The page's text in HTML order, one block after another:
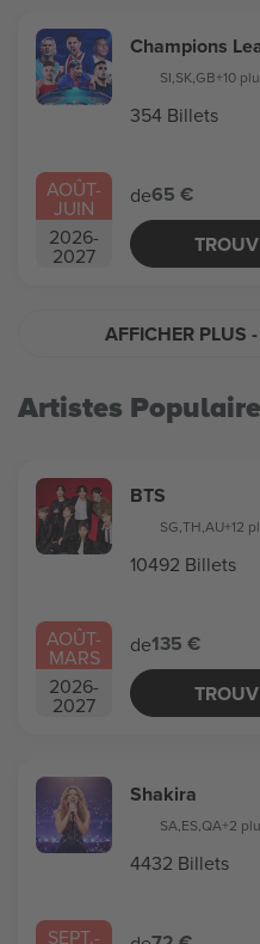
AOÛT-
JUIN
2026-
2027
Champions
SI,SK,GB+10
354 Billets
de65 €
AFFICHER PLUS
Artistes
AOÛT-
MARS
2026-
2027
BTS
SG,TH,AU+12
10492 Billets
de135 €
SEPT.-
Shakira
SA,ES,QA+2
4432 Billets